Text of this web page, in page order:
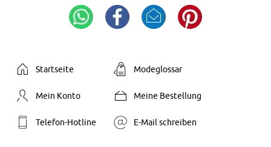
Startseite Modeglossar
Mein Konto Meine Bestellung
Telefon-Hotline E-Mail schreiben